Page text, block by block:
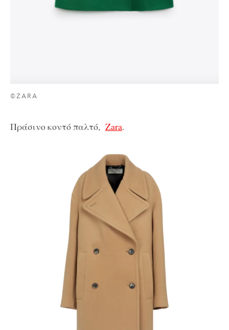
©ZARA
Πράσινο κοντό παλτό, Zara.